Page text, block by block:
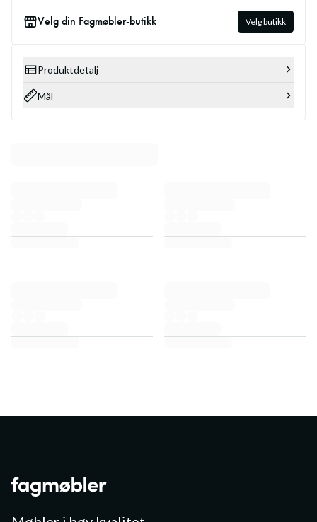
Velg din Fagmøbler-butikk Velg butikk
Produktdetalj
Mål